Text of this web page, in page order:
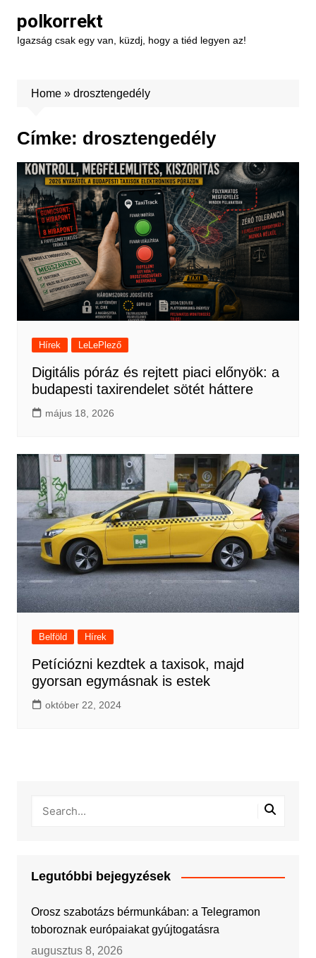
content
polkorrekt
Igazság csak egy van, küzdj, hogy a tiéd legyen az!
Home» drosztengedély
Címke: drosztengedély
Hírek LeLePlező
Digitális póráz és rejtett piaci előnyök: a
budapesti taxirendelet sötét háttere
május 18, 2026
Belföld Hírek
Petíciózni kezdtek a taxisok, majd
gyorsan egymásnak is estek
október 22, 2024
Legutóbbi bejegyzések
Orosz szabotázs bérmunkában: a Telegramon
toboroznak európaiakat gyújtogatásra
augusztus 8, 2026